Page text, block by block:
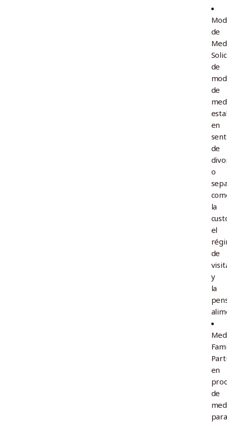
de
de
de
en
de
o
la
el
de
y
la
en
de
para